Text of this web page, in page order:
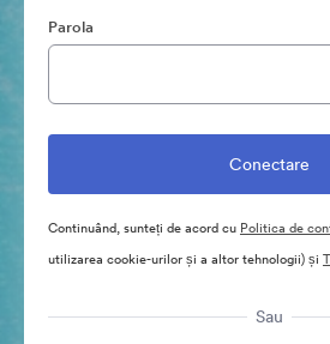
Parola
Continuând, sunteți de acord cu Politica de
utilizarea cookie-urilor și a altor tehnologii) și
Sau